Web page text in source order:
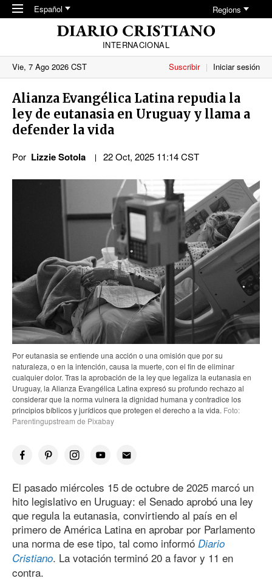
Skip to main content
Español Regions
INTERNACIONAL
Vie, 7 Ago 2026 CST
Suscribir Iniciar sesión
Alianza Evangélica Latina repudia la
ley de eutanasia en Uruguay y llama a
defender la vida
Por Lizzie Sotola 22 Oct, 2025 11:14 CST
Por eutanasia se entiende una acción o una omisión que por su
naturaleza, o en la intención, causa la muerte, con el fin de eliminar
cualquier dolor. Tras la aprobación de la ley que legaliza la eutanasia en
Uruguay, la Alianza Evangélica Latina expresó su profundo rechazo al
considerar que la norma vulnera la dignidad humana y contradice los
principios bíblicos y jurídicos que protegen el derecho a la vida. Foto:
Parentingupstream de Pixabay
El pasado miércoles 15 de octubre de 2025 marcó un
hito legislativo en Uruguay: el Senado aprobó una ley
que regula la eutanasia, convirtiendo al país en el
primero de América Latina en aprobar por Parlamento
una norma de ese tipo, tal como informó Diario
Cristiano. La votación terminó 20 a favor y 11 en
contra.